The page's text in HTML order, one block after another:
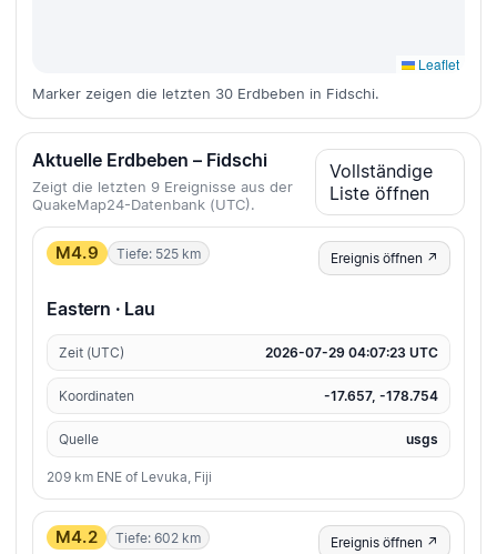
Leaflet
Marker zeigen die letzten 30 Erdbeben in Fidschi.
Aktuelle Erdbeben – Fidschi
Zeigt die letzten 9 Ereignisse aus der
QuakeMap24-Datenbank (UTC).
Vollständige
Liste öffnen
M4.9 Tiefe: 525 km Ereignis öffnen ↗
Eastern · Lau
Zeit (UTC) 2026-07-29 04:07:23 UTC
Koordinaten -17.657, -178.754
Quelle usgs
209 km ENE of Levuka, Fiji
M4.2 Tiefe: 602 km Ereignis öffnen ↗